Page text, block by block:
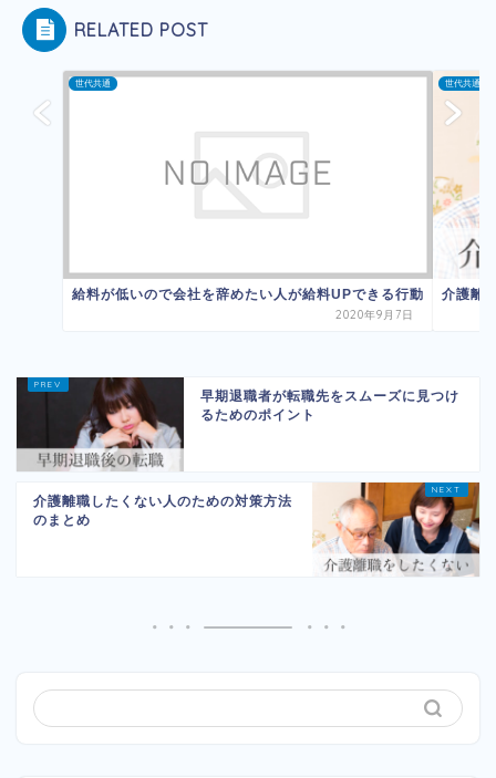
RELATED POST
世代共通
給料が低いので会社を辞めたい人が給料UPできる行動
2020年9月7日
世代共通
介護離
早期退職者が転職先をスムーズに見つけ
るためのポイント
介護離職したくない人のための対策方法
のまとめ